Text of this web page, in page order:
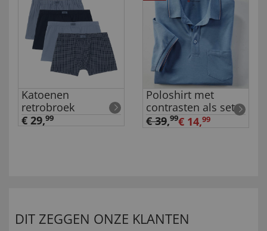
Katoenen
retrobroek
€ 29,99
Poloshirt met
contrasten als set
€ 39,99€ 14,99
DIT ZEGGEN ONZE KLANTEN